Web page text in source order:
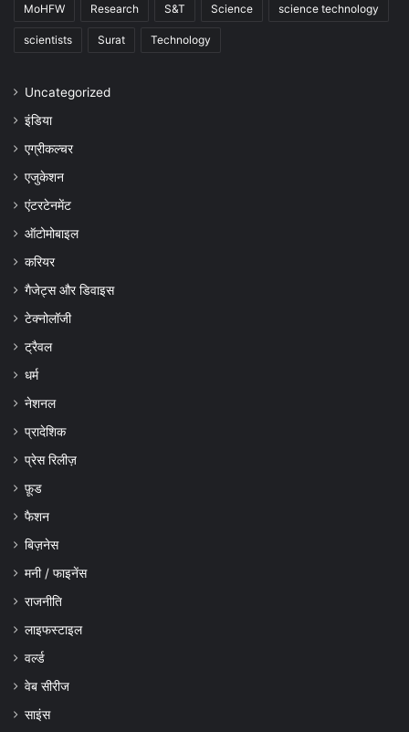
MoHFW Research S&T Science science technology
scientists Surat Technology
Uncategorized
इंडिया
एग्रीकल्चर
एजुकेशन
एंटरटेनमेंट
ऑटोमोबाइल
करियर
गैजेट्स और डिवाइस
टेक्नोलॉजी
ट्रैवल
धर्म
नेशनल
प्रादेशिक
प्रेस रिलीज़
फ़ूड
फैशन
बिज़नेस
मनी / फाइनेंस
राजनीति
लाइफस्टाइल
वर्ल्ड
वेब सीरीज
साइंस